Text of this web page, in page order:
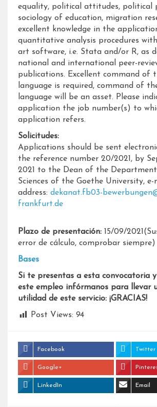
equality, political attitudes, political
sociology of education, migration
excellent knowledge in the
quantitative analysis procedures
art software, i.e. Stata and/or R, as
national and international peer-
publications. Excellent command of
language is required, command of
language will be an asset. Please
application the job number(s) to
application refers.
Solicitudes:
Applications should be sent
the reference number 20/2021, by
2021 to the Dean of the Department
Sciences of the Goethe University, e-
address: dekanat.fb03-
frankfurt.de
Plazo de presentación: 15/09/
error de cálculo, comprobar siempre)
Bases
Si te presentas a esta convocatoria y
este empleo infórmanos para llevar
utilidad de este servicio: ¡GRACIAS!
Post Views: 94
Facebook Twitter
Google+
LinkedIn Email